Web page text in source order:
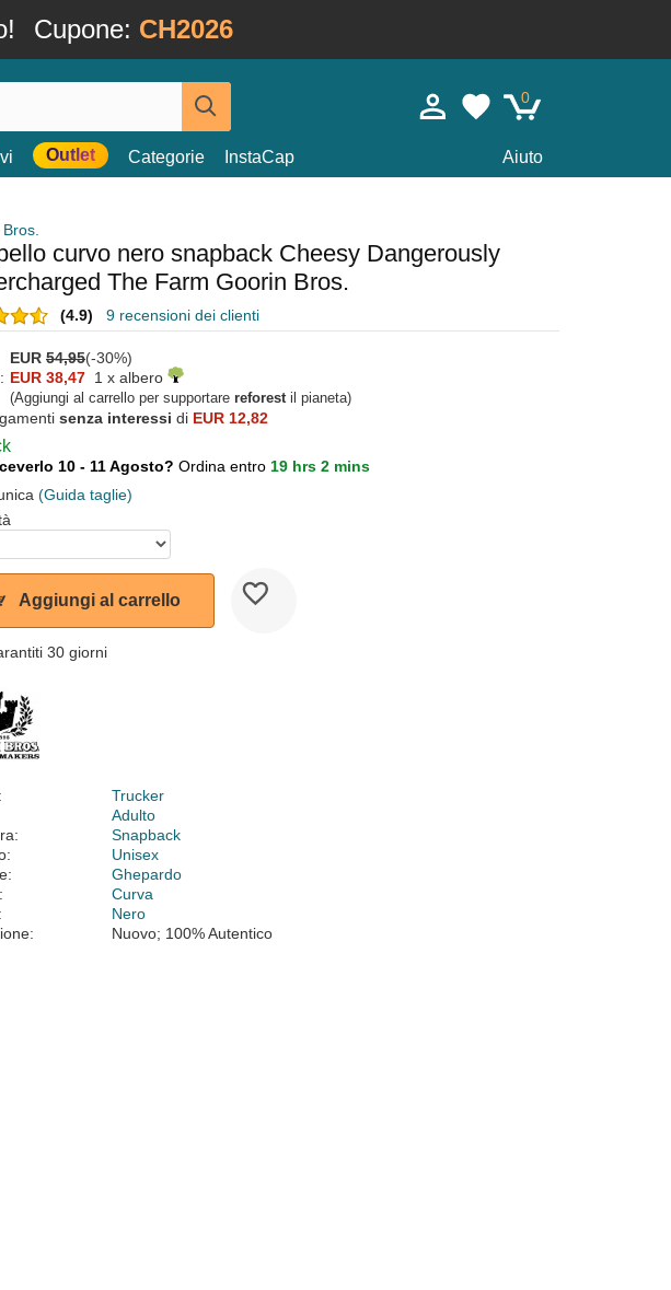
Cupone: CH2026
0
Outlet Categorie InstaCap Aiuto
curvo nero snapback Cheesy Dangerously
The Farm Goorin Bros.
(4.9) 9 recensioni dei clienti
EUR 54,95(-30%)
EUR 38,47 1 x albero
(Aggiungi al carrello per supportare reforestil pianeta)
senza interessi di EUR 12,82
10 - 11 Agosto? Ordina entro 19 hrs 2 mins
(Guida taglie)
Aggiungi al carrello
30 giorni
Trucker
Adulto
Snapback
Unisex
Ghepardo
Curva
Nero
Nuovo; 100% Autentico